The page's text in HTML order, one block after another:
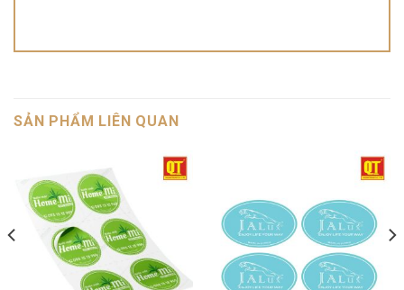
SẢN PHẨM LIÊN QUAN